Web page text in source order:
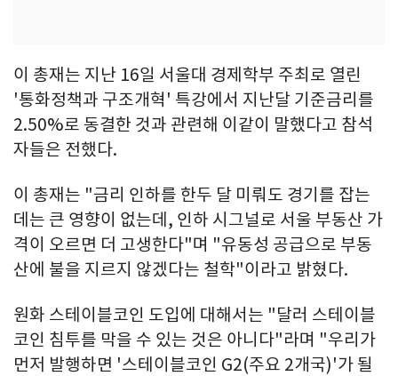
이 총재는 지난 16일 서울대 경제학부 주최로 열린
'통화정책과 구조개혁' 특강에서 지난달 기준금리를
2.50%로 동결한 것과 관련해 이같이 말했다고 참석
자들은 전했다.
이 총재는 "금리 인하를 한두 달 미뤄도 경기를 잡는
데는 큰 영향이 없는데, 인하 시그널로 서울 부동산 가
격이 오르면 더 고생한다"며 "유동성 공급으로 부동
산에 불을 지르지 않겠다는 철학"이라고 밝혔다.
원화 스테이블코인 도입에 대해서는 "달러 스테이블
코인 침투를 막을 수 있는 것은 아니다"라며 "우리가
먼저 발행하면 '스테이블코인 G2(주요 2개국)'가 될